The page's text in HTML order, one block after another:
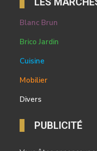
Blanc Brun
Brico Jardin
Cuisine
Mobilier
Divers
PUBLICITÉ